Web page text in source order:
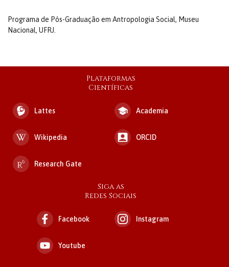
Programa de Pós-Graduação em Antropologia Social, Museu
Nacional, UFRJ.
Plataformas
Científicas
Lattes Academia
Wikipedia ORCID
Research Gate
Siga as
Redes Sociais
Facebook Instagram
Youtube